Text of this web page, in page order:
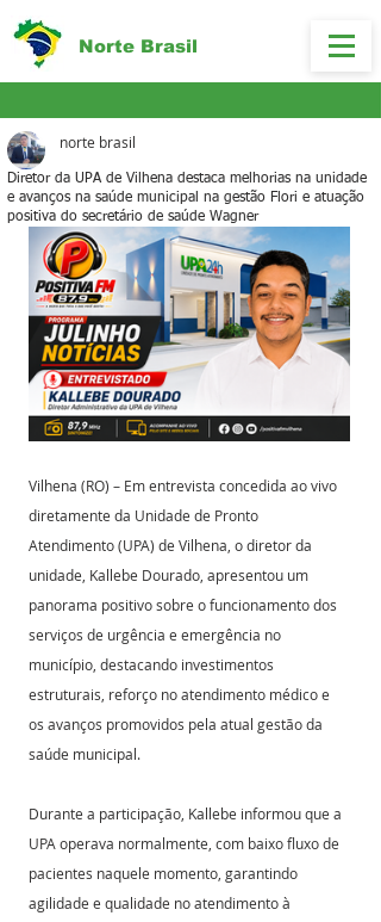
Norte Brasil
Diretor da UPA de Vilhena destaca melhorias na unidade
e avanços na saúde municipal na gestão Flori e atuação
positiva do secretário de saúde Wagner
norte brasil
Vilhena (RO) – Em entrevista concedida ao vivo
diretamente da Unidade de Pronto
Atendimento (UPA) de Vilhena, o diretor da
unidade, Kallebe Dourado, apresentou um
panorama positivo sobre o funcionamento dos
serviços de urgência e emergência no
município, destacando investimentos
estruturais, reforço no atendimento médico e
os avanços promovidos pela atual gestão da
saúde municipal.
Durante a participação, Kallebe informou que a
UPA operava normalmente, com baixo fluxo de
pacientes naquele momento, garantindo
agilidade e qualidade no atendimento à